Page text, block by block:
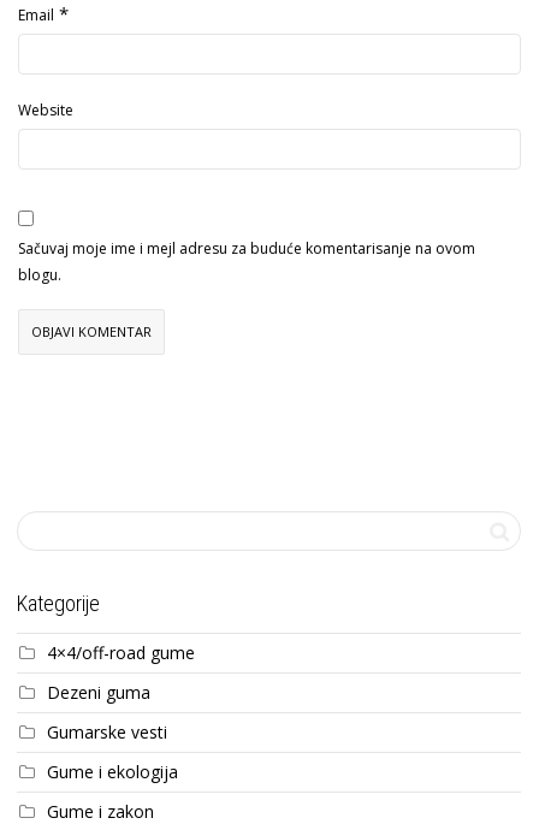
Email *
Website
Sačuvaj moje ime i mejl adresu za buduće komentarisanje na ovom
blogu.
Kategorije
4×4/off-road gume
Dezeni guma
Gumarske vesti
Gume i ekologija
Gume i zakon